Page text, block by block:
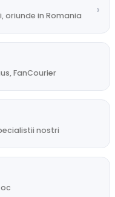
oriunde in Romania ›
FanCourier
nostri